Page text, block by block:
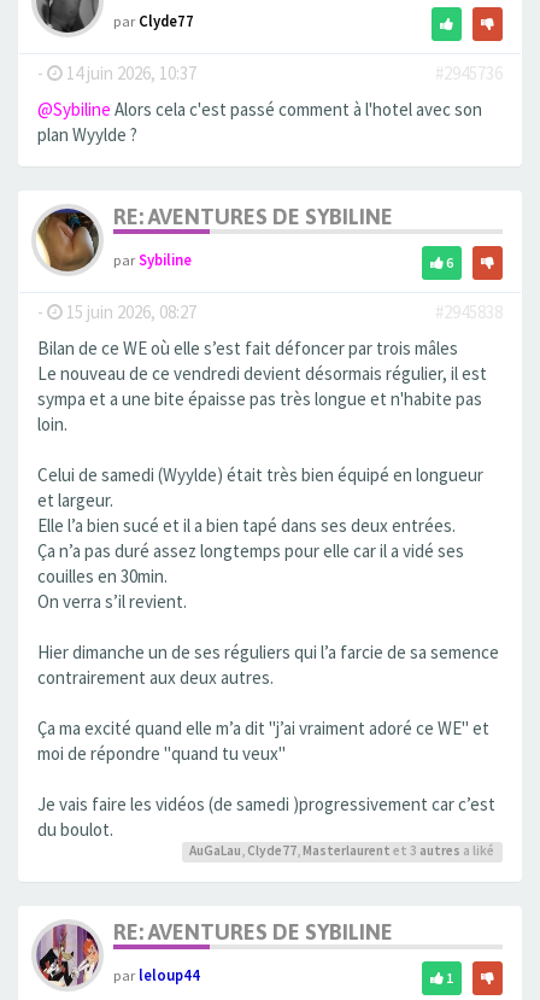
parClyde77
- 14 juin 2026, 10:37
#2945736
@Sybiline Alors cela c'est passé comment à l'hotel avec son
plan Wyylde ?
RE: AVENTURES DE SYBILINE
parSybiline 6
- 15 juin 2026, 08:27
#2945838
Bilan de ce WE où elle s’est fait défoncer par trois mâles
Le nouveau de ce vendredi devient désormais régulier, il est
sympa et a une bite épaisse pas très longue et n'habite pas
loin.
Celui de samedi (Wyylde) était très bien équipé en longueur
et largeur.
Elle l’a bien sucé et il a bien tapé dans ses deux entrées.
Ça n’a pas duré assez longtemps pour elle car il a vidé ses
couilles en 30min.
On verra s’il revient.
Hier dimanche un de ses réguliers qui l’a farcie de sa semence
contrairement aux deux autres.
Ça ma excité quand elle m’a dit "j’ai vraiment adoré ce WE" et
moi de répondre "quand tu veux"
Je vais faire les vidéos (de samedi )progressivement car c’est
du boulot.
AuGaLau, Clyde77, Masterlaurent et 3 autres a liké
RE: AVENTURES DE SYBILINE
parleloup44 1